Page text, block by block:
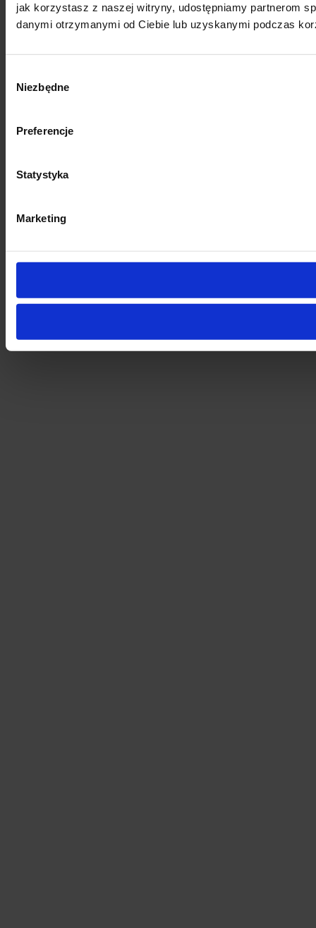
jak korzystasz z naszej witryny, udostępniamy partnerom
danymi otrzymanymi od Ciebie lub uzyskanymi podczas
zgody
Niezbędne
Preferencje
Statystyka
Marketing